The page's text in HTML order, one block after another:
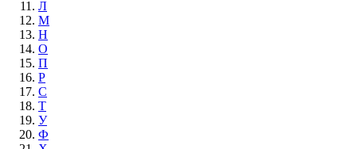
Л
М
Н
О
П
Р
С
Т
У
Ф